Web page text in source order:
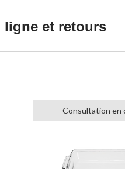
ligne et retours
Consultation en